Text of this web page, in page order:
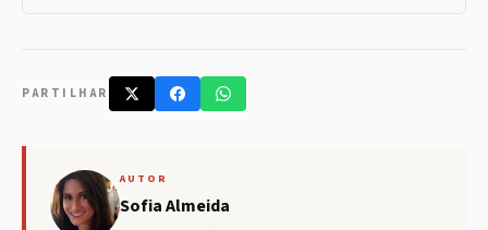
PARTILHAR
AUTOR
Sofia Almeida